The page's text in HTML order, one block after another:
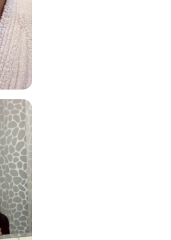
Oral-B
pour des dents plus blanches